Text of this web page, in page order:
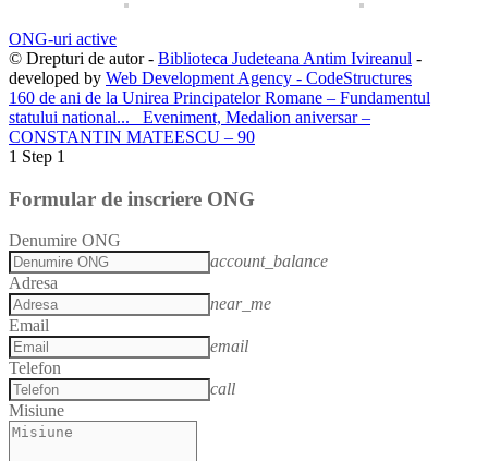
ONG-uri active
© Drepturi de autor - Biblioteca Judeteana Antim Ivireanul -
developed by Web Development Agency - CodeStructures
160 de ani de la Unirea Principatelor Romane – Fundamentul
statului national...
Eveniment, Medalion aniversar –
CONSTANTIN MATEESCU – 90
1 Step 1
Formular de inscriere ONG
Denumire ONG
account_balance
Adresa
near_me
Email
email
Telefon
call
Misiune